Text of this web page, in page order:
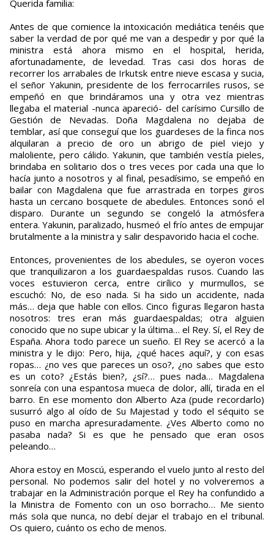
Querida familia:
Antes de que comience la intoxicación mediática tenéis que
saber la verdad de por qué me van a despedir y por qué la
ministra está ahora mismo en el hospital, herida,
afortunadamente, de levedad. Tras casi dos horas de
recorrer los arrabales de Irkutsk entre nieve escasa y sucia,
el señor Yakunin, presidente de los ferrocarriles rusos, se
empeñó en que brindáramos una y otra vez mientras
llegaba el material -nunca apareció- del carísimo Cursillo de
Gestión de Nevadas. Doña Magdalena no dejaba de
temblar, así que conseguí que los guardeses de la finca nos
alquilaran a precio de oro un abrigo de piel viejo y
maloliente, pero cálido. Yakunin, que también vestía pieles,
brindaba en solitario dos o tres veces por cada una que lo
hacía junto a nosotros y al final, pesadísimo, se empeñó en
bailar con Magdalena que fue arrastrada en torpes giros
hasta un cercano bosquete de abedules. Entonces sonó el
disparo. Durante un segundo se congeló la atmósfera
entera. Yakunin, paralizado, husmeó el frío antes de empujar
brutalmente a la ministra y salir despavorido hacia el coche.
Entonces, provenientes de los abedules, se oyeron voces
que tranquilizaron a los guardaespaldas rusos. Cuando las
voces estuvieron cerca, entre cirílico y murmullos, se
escuchó: No, de eso nada. Si ha sido un accidente, nada
más… deja que hable con ellos. Cinco figuras llegaron hasta
nosotros: tres eran más guardaespaldas; otra alguien
conocido que no supe ubicar y la última… el Rey. Sí, el Rey de
España. Ahora todo parece un sueño. El Rey se acercó a la
ministra y le dijo: Pero, hija, ¿qué haces aquí?, y con esas
ropas… ¿no ves que pareces un oso?, ¿no sabes que esto
es un coto? ¿Estás bien?, ¿sí?… pues nada… Magdalena
sonreía con una espantosa mueca de dolor, allí, tirada en el
barro. En ese momento don Alberto Aza (pude recordarlo)
susurró algo al oído de Su Majestad y todo el séquito se
puso en marcha apresuradamente. ¿Ves Alberto como no
pasaba nada? Si es que he pensado que eran osos
peleando…
Ahora estoy en Moscú, esperando el vuelo junto al resto del
personal. No podemos salir del hotel y no volveremos a
trabajar en la Administración porque el Rey ha confundido a
la Ministra de Fomento con un oso borracho… Me siento
más sola que nunca, no debí dejar el trabajo en el tribunal.
Os quiero, cuánto os echo de menos.